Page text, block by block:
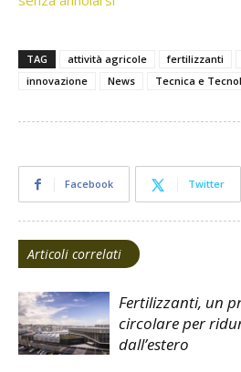
TAG attività agricole fertilizzanti
innovazione
News Tecnica e
Facebook Twitter
Articoli correlati
Fertilizzanti, un
circolare per
dall’estero